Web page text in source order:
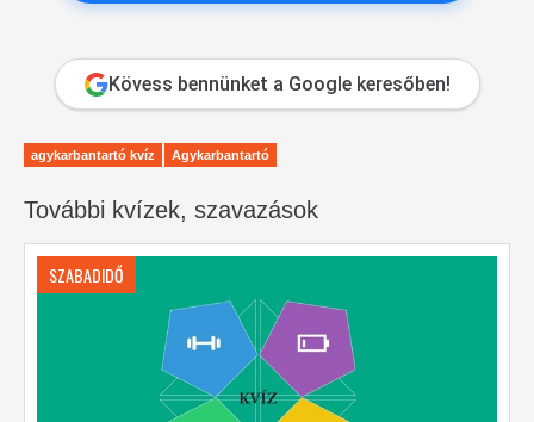
Kövess bennünket a Google keresőben!
agykarbantartó kvíz Agykarbantartó
További kvízek, szavazások
SZABADIDŐ